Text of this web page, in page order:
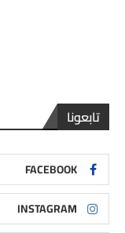
تابعونا
FACEBOOK
INSTAGRAM